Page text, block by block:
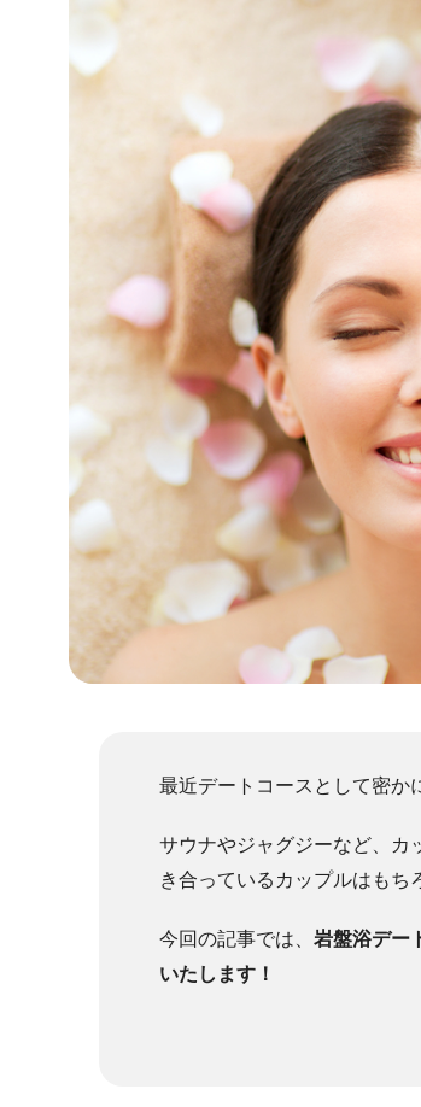
最近デートコースとして密か
サウナやジャグジーなど、カ
き合っているカップルはもち
今回の記事では、 岩盤浴デー
いたします！